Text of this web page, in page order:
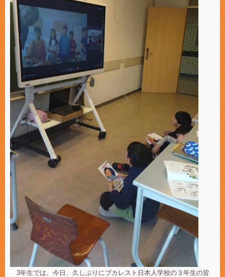
3年生では、今日、久しぶりにブカレスト日本人学校の３年生の皆